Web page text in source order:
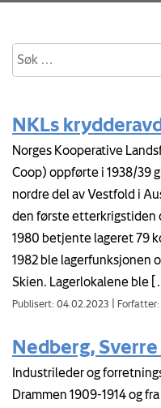
NKLs
Norges Kooperative
Coop) oppførte i 1938/39
nordre del av Vestfold i
den første etterkrigstiden
1980 betjente lageret 79
1982 ble lagerfunksjonen
Skien. Lagerlokalene ble
Publisert: 04.02.2023 Forfatter:
Nedberg, Sverre
Industrileder og
Drammen 1909-1914 og